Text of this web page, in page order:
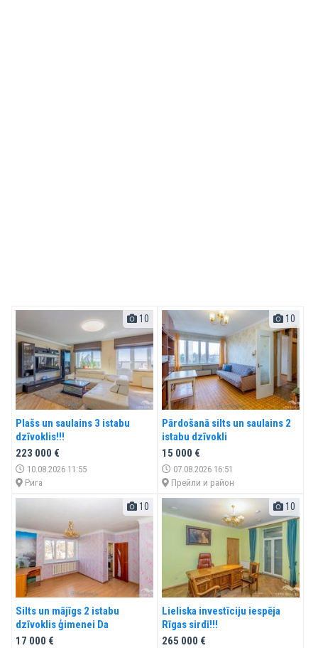
10
Plašs un saulains 3 istabu
dzīvoklis!!!
223 000 €
10.08.2026 11:55
Рига
10
Pārdošanā silts un saulains 2
istabu dzīvokli
15 000 €
07.08.2026 16:51
Прейли и район
10
Silts un mājīgs 2 istabu
dzīvoklis ģimenei Da
17 000 €
10
Lieliska investīciju iespēja
Rīgas sirdī!!!
265 000 €